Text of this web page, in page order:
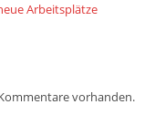
Arbeitsplätze
vorhanden.